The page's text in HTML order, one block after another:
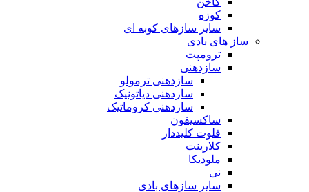
کوزه
سایر سازهای کوبه ای
ساز های بادی
ترومپت
سازدهنی
سازدهنی ترمولو
سازدهنی دیاتونیک
سازدهنی کروماتیک
ساکسیفون
فلوت کلیددار
کلارینت
ملودیکا
نی
سایر سازهای بادی